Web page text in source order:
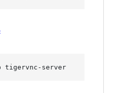
tigervnc-server